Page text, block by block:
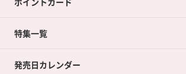
店舗買取について
ネット買取について
買取承諾書について
ポイントカードTOP
ポイント交換景品
特集一覧
発売日カレンダー